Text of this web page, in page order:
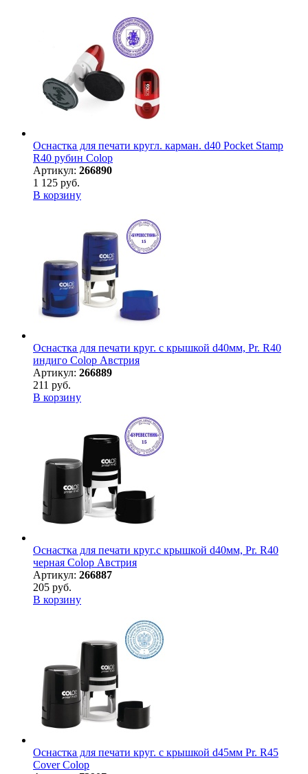
Оснастка для печати кругл. карман. d40 Pocket Stamp
R40 рубин Colop
Артикул: 266890
1 125 руб.
В корзину
Оснастка для печати круг. с крышкой d40мм, Pr. R40
индиго Colop Австрия
Артикул: 266889
211 руб.
В корзину
Оснастка для печати круг.с крышкой d40мм, Pr. R40
черная Colop Австрия
Артикул: 266887
205 руб.
В корзину
Оснастка для печати круг. с крышкой d45мм Pr. R45
Cover Colop